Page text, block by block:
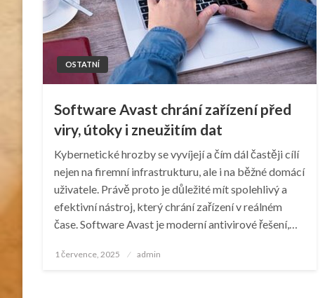
OSTATNÍ
Software Avast chrání zařízení před
viry, útoky i zneužitím dat
Kybernetické hrozby se vyvíjejí a čím dál častěji cílí
nejen na firemní infrastrukturu, ale i na běžné domácí
uživatele. Právě proto je důležité mít spolehlivý a
efektivní nástroj, který chrání zařízení v reálném
čase. Software Avast je moderní antivirové řešení,…
Posted
1 července, 2025 admin